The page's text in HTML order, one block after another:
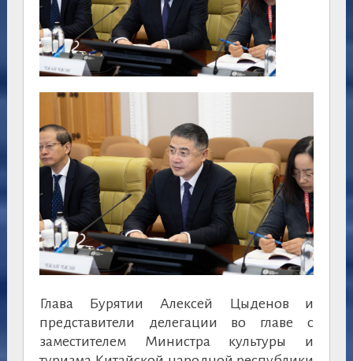
Глава Бурятии Алексей Цыденов и
представители делегации во главе с
заместителем Министра культуры и